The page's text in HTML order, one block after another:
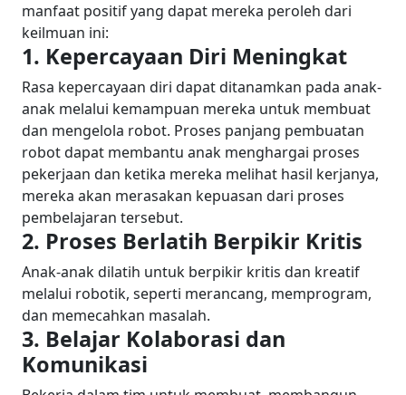
manfaat positif yang dapat mereka peroleh dari
keilmuan ini:
1. Kepercayaan Diri Meningkat
Rasa kepercayaan diri dapat ditanamkan pada anak-
anak melalui kemampuan mereka untuk membuat
dan mengelola robot. Proses panjang pembuatan
robot dapat membantu anak menghargai proses
pekerjaan dan ketika mereka melihat hasil kerjanya,
mereka akan merasakan kepuasan dari proses
pembelajaran tersebut.
2. Proses Berlatih Berpikir Kritis
Anak-anak dilatih untuk berpikir kritis dan kreatif
melalui robotik, seperti merancang, memprogram,
dan memecahkan masalah.
3. Belajar Kolaborasi dan
Komunikasi